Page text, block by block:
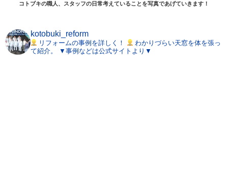
コトブキの職人、スタッフの日常考えていることを写真であげていきます！
kotobuki_reform
リフォームの事例を詳しく！
わかりづらい天窓を体を張っ
て紹介。
▼事例などは公式サイトより▼